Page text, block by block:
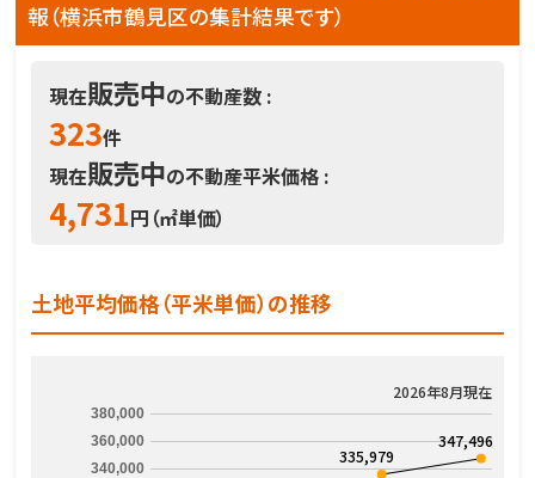
報（横浜市鶴見区の集計結果です）
現在販売中の不動産数 :
323件
現在販売中の不動産平米価格 :
4,731円（㎡単価）
土地平均価格（平米単価）の推移
2026年8月現在
340,000
360,000
380,000
335,979
347,496